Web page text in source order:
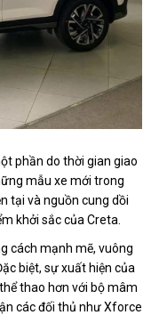
phần do thời gian giao
mẫu xe mới trong
tại và nguồn cung dồi
khởi sắc của Creta.
cách mạnh mẽ, vuông
biệt, sự xuất hiện của
thao hơn với bộ mâm
các đối thủ như Xforce